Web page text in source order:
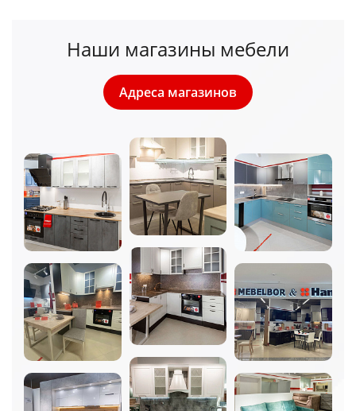
Наши магазины мебели
Адреса магазинов